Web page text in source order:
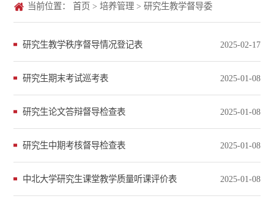
当前位置： 首页> 培养管理> 研究生教学督导委
研究生教学秩序督导情况登记表 2025-02-17
研究生期末考试巡考表 2025-01-08
研究生论文答辩督导检查表 2025-01-08
研究生中期考核督导检查表 2025-01-08
中北大学研究生课堂教学质量听课评价表 2025-01-08